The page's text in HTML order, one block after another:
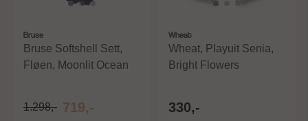
Bruse
Bruse Softshell Sett,
Fløen, Moonlit Ocean
1.298,- 719,-
Wheat
Wheat, Playuit Senia,
Bright Flowers
330,-